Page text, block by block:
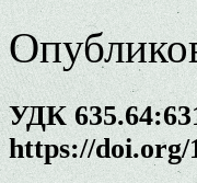
УДК
https://doi.org/